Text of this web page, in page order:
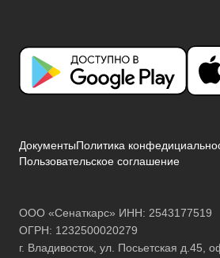
ДокументыПолитика
Пользовательское соглашение
ООО «Сенаткарс» ИНН: 2543177519
ОГРН: 1232500020279
г. Владивосток, ул. Посьетская д.45,